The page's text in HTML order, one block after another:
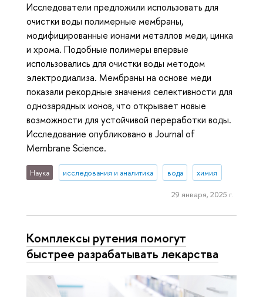
Исследователи предложили использовать для
очистки воды полимерные мембраны,
модифицированные ионами металлов меди, цинка
и хрома. Подобные полимеры впервые
использовались для очистки воды методом
электродиализа. Мембраны на основе меди
показали рекордные значения селективности для
однозарядных ионов, что открывает новые
возможности для устойчивой переработки воды.
Исследование опубликовано в Journal of
Membrane Science.
Наука исследования и аналитика вода химия
29 января, 2025 г.
Комплексы рутения помогут
быстрее разрабатывать лекарства